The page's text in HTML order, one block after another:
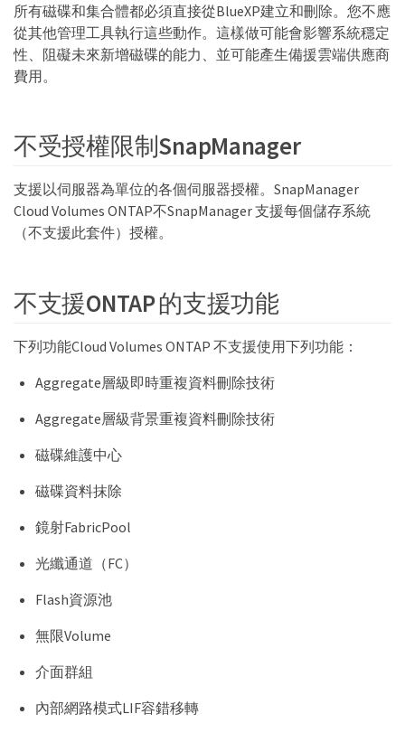
所有磁碟和集合體都必須直接從BlueXP建立和刪除。您不應
從其他管理工具執行這些動作。這樣做可能會影響系統穩定
性、阻礙未來新增磁碟的能力、並可能產生備援雲端供應商
費用。
不受授權限制SnapManager
支援以伺服器為單位的各個伺服器授權。SnapManager
Cloud Volumes ONTAP不SnapManager 支援每個儲存系統
（不支援此套件）授權。
不支援ONTAP 的支援功能
下列功能Cloud Volumes ONTAP 不支援使用下列功能：
Aggregate層級即時重複資料刪除技術
Aggregate層級背景重複資料刪除技術
磁碟維護中心
磁碟資料抹除
鏡射FabricPool
光纖通道（FC）
Flash資源池
無限Volume
介面群組
內部網路模式LIF容錯移轉